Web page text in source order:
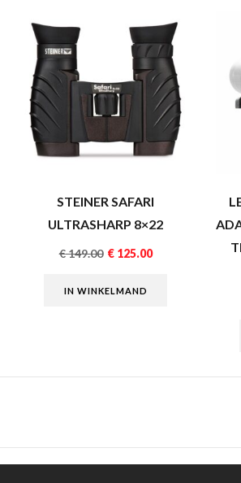
STEINER SAFARI
ULTRASHARP 8×22
€149.00 €125.00
IN WINKELMAND